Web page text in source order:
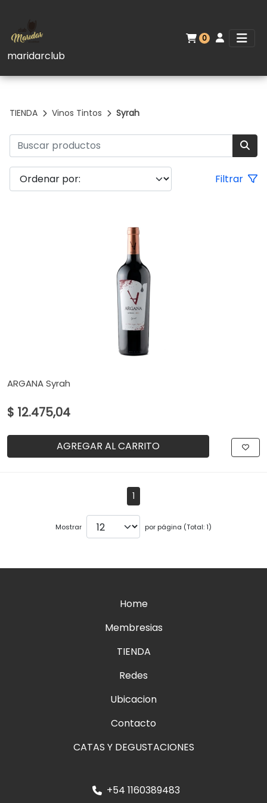
maridarclub
0
TIENDA Vinos Tintos Syrah
Filtrar
ARGANA Syrah
$ 12.475,04
AGREGAR AL CARRITO
1
Mostrar por página (Total: 1)
Home
Membresias
TIENDA
Redes
Ubicacion
Contacto
CATAS Y DEGUSTACIONES
+54 1160389483